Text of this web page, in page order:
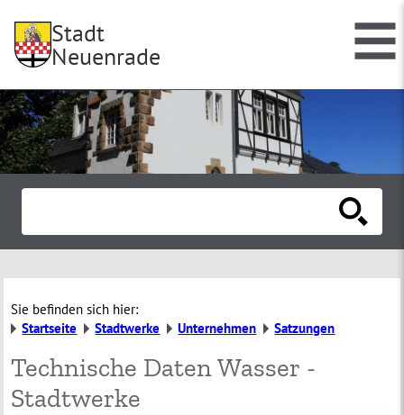
Stadt
Neuenrade
Sie befinden sich hier:
Startseite
Stadtwerke Unternehmen Satzungen
Technische Daten Wasser -
Stadtwerke